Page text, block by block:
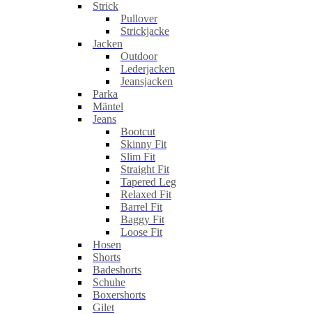
Strick
Pullover
Strickjacke
Jacken
Outdoor
Lederjacken
Jeansjacken
Parka
Mäntel
Jeans
Bootcut
Skinny Fit
Slim Fit
Straight Fit
Tapered Leg
Relaxed Fit
Barrel Fit
Baggy Fit
Loose Fit
Hosen
Shorts
Badeshorts
Schuhe
Boxershorts
Gilet